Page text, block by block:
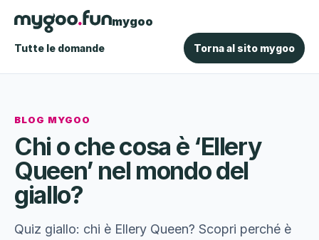
mygoo
Tutte le domande Torna al sito mygoo
BLOG MYGOO
Chi o che cosa è ‘Ellery
Queen’ nel mondo del
giallo?
Quiz giallo: chi è Ellery Queen? Scopri perché è